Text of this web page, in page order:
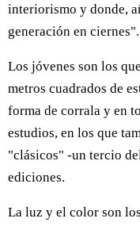
interiorismo y donde,
generación en ciernes".
Los jóvenes son los
metros cuadrados de
forma de corrala y en
estudios, en los que
"clásicos" -un tercio
ediciones.
La luz y el color son